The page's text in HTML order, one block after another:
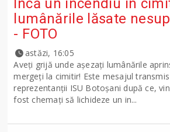
Încă un incendiu în
lumânările lăsate
- FOTO
astăzi, 16:05
Aveți grijă unde așezați lumânările
mergeți la cimitir! Este mesajul
reprezentanții ISU Botoșani după ce,
fost chemați să lichideze un in...